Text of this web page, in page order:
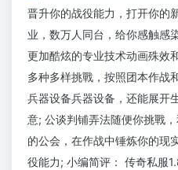
晋升你的战役能力，打开你的
业，数万人同台，给你感触感
更加酷炫的专业技术动画殊效
多种多样挑戰，按照团本作战
兵器设备兵器设备，还能展开
意; 公谈判铺弄法随便你挑戰
的公会，在作战中锤炼你的现
役能力; 小编简评： 传奇私服